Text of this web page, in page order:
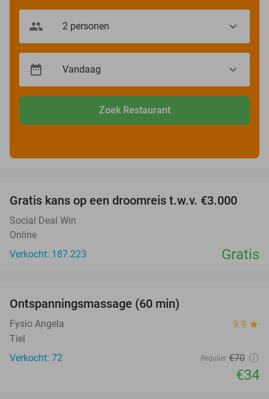
Zoek Restaurant
Gratis kans op een droomreis t.w.v. €3.000
Social Deal Win
Online
Verkocht: 187.223
Gratis
Ontspanningsmassage (60 min)
Fysio Angela 9.9 star
Tiel
Verkocht: 72
Regulier €70
€34